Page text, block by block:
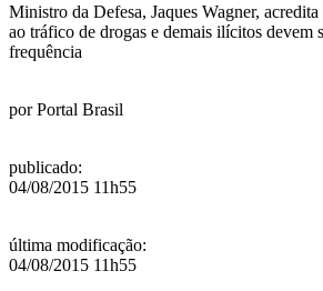
divulga
balanço
Ministro da Defesa, Jaques Wagner,
ao tráfico de drogas e demais ilícitos devem
frequência
porPortal Brasil
publicado:
04/08/2015 11h55
última modificação:
04/08/2015 11h55